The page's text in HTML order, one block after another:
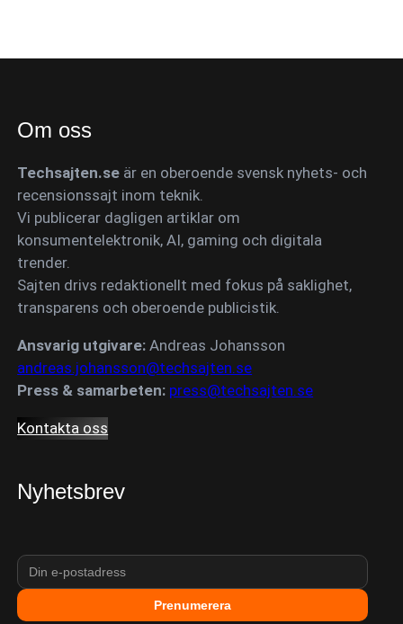
Om oss
Techsajten.se är en oberoende svensk nyhets- och
recensionssajt inom teknik.
Vi publicerar dagligen artiklar om
konsumentelektronik, AI, gaming och digitala
trender.
Sajten drivs redaktionellt med fokus på saklighet,
transparens och oberoende publicistik.
Ansvarig utgivare: Andreas Johansson
andreas.johansson@techsajten.se
Press & samarbeten: press@techsajten.se
Kontakta oss
Nyhetsbrev
Prenumerera